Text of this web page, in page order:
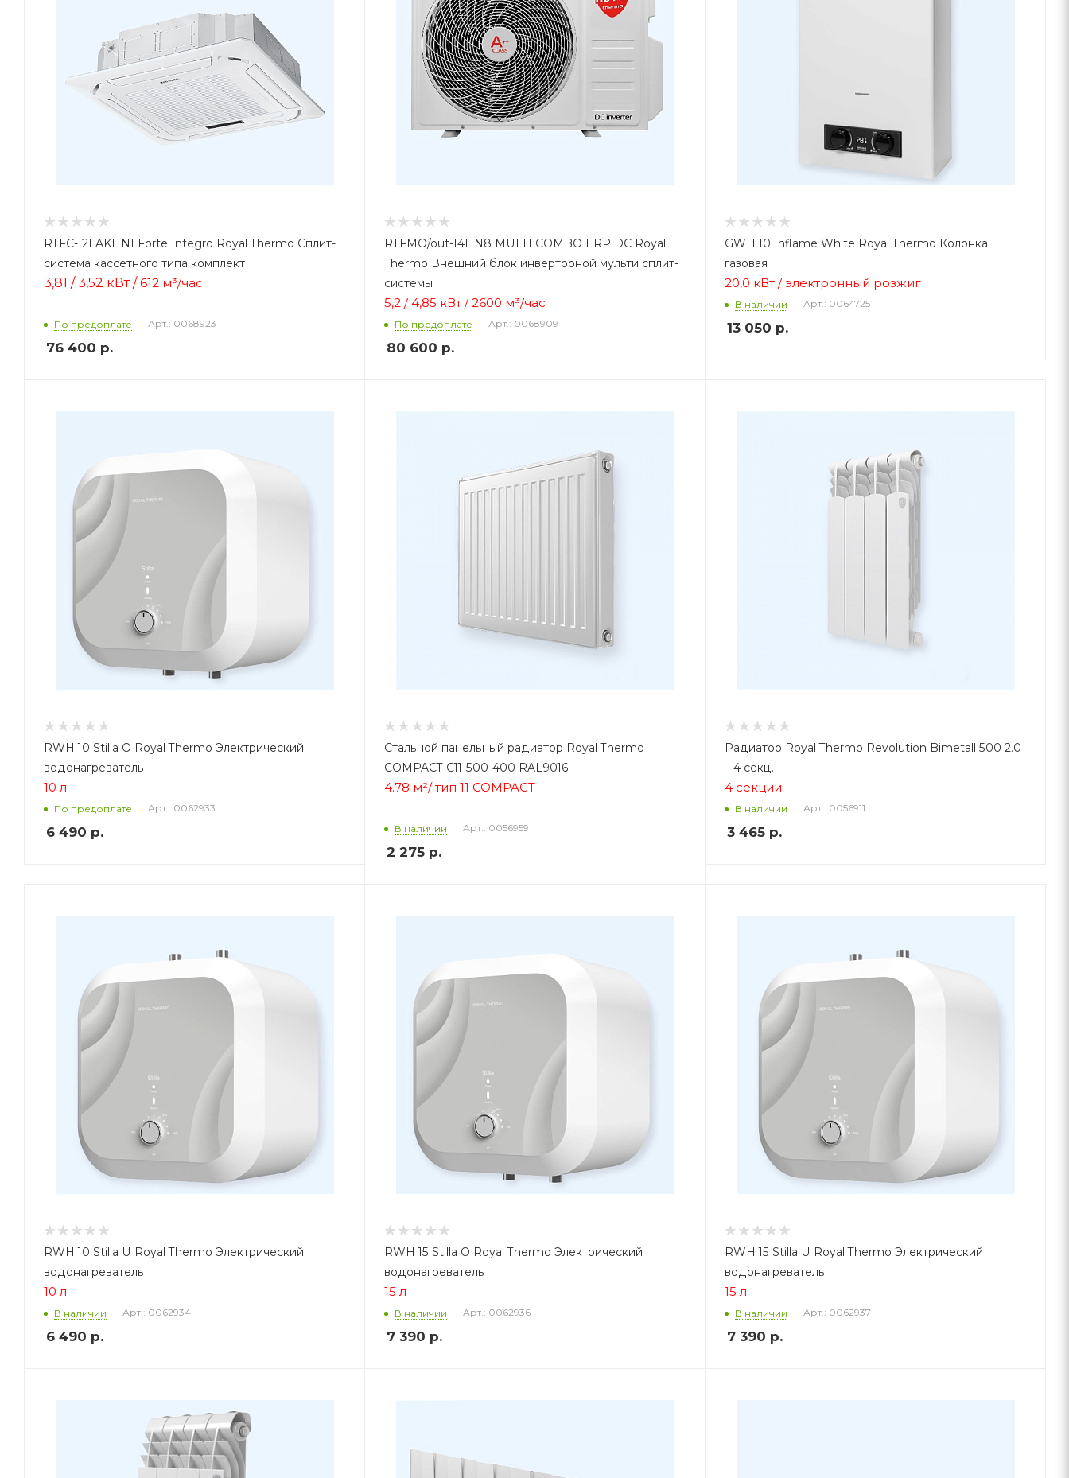
RTFC-12LAKHN1 Forte Integro Royal Thermo Сплит-
система кассетного типа комплект
3,81 / 3,52 кВт /612 м³/час
По предоплате Арт.: 0068923
76 400 р.
RTFMO/out-14HN8 MULTI COMBO ERP DC Royal
Thermo Внешний блок инверторной мульти сплит-
системы
5,2 / 4,85 кВт / 2600 м³/час
По предоплате Арт.: 0068909
80 600 р.
GWH 10 Inflame White Royal Thermo Колонка
газовая
20,0 кВт / электронный розжиг
В наличии Арт.: 0064725
13 050 р.
RWH 10 Stilla O Royal Thermo Электрический
водонагреватель
10 л
По предоплате Арт.: 0062933
6 490 р.
Стальной панельный радиатор Royal Thermo
COMPACT C11-500-400 RAL9016
4.78 м²/ тип 11 COMPACT
В наличии Арт.: 0056959
2 275 р.
Радиатор Royal Thermo Revolution Bimetall 500 2.0
– 4 секц.
4 секции
В наличии Арт.: 0056911
3 465 р.
RWH 10 Stilla U Royal Thermo Электрический
водонагреватель
10 л
В наличии Арт.: 0062934
6 490 р.
RWH 15 Stilla O Royal Thermo Электрический
водонагреватель
15 л
В наличии Арт.: 0062936
7 390 р.
RWH 15 Stilla U Royal Thermo Электрический
водонагреватель
15 л
В наличии Арт.: 0062937
7 390 р.